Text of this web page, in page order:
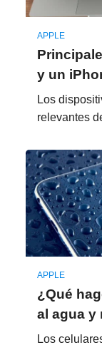
APPLE
y un
Los
relevantes
APPLE
¿Qué
al agua y
Los